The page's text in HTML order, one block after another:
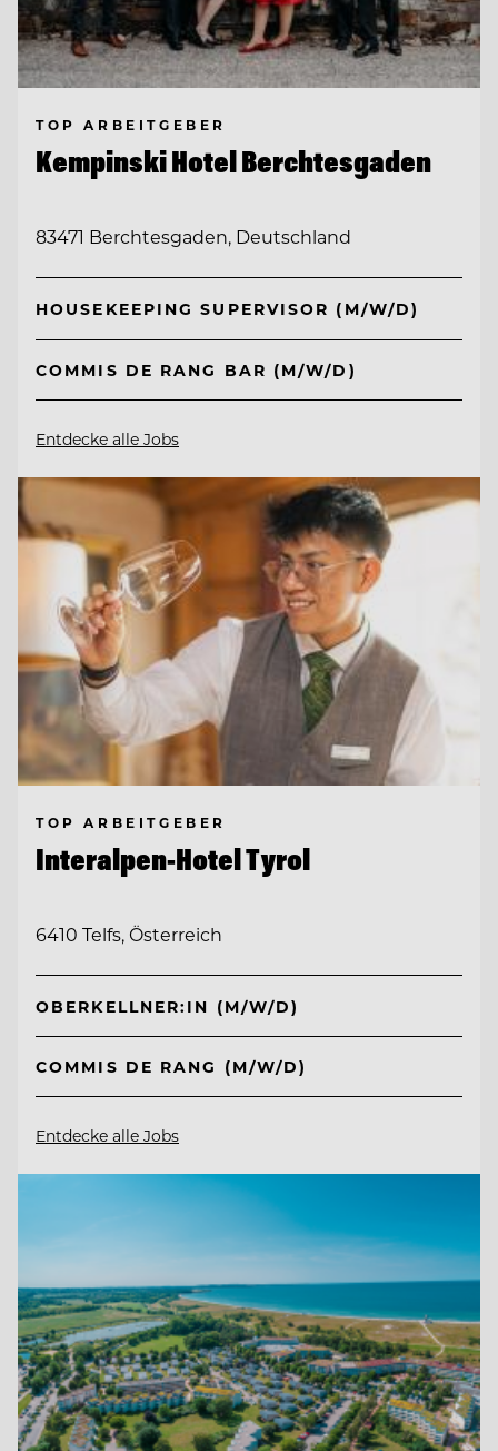
TOP ARBEITGEBER
Kempinski Hotel Berchtesgaden
83471 Berchtesgaden, Deutschland
HOUSEKEEPING SUPERVISOR (M/W/D)
COMMIS DE RANG BAR (M/W/D)
Entdecke alle Jobs
TOP ARBEITGEBER
Interalpen-Hotel Tyrol
6410 Telfs, Österreich
OBERKELLNER:IN (M/W/D)
COMMIS DE RANG (M/W/D)
Entdecke alle Jobs